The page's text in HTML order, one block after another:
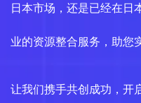
日本市场，还是已经在日
业的资源整合服务，助您
让我们携手共创成功，开